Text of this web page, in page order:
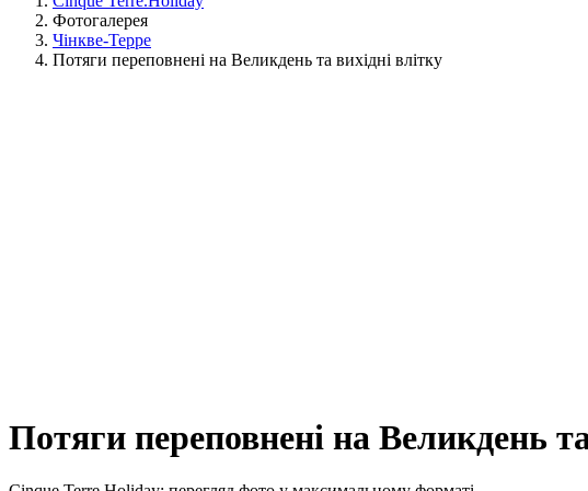
Фотогалерея
Чінкве-Терре
Потяги переповнені на Великдень та вихідні влітку
Потяги переповнені на Великдень